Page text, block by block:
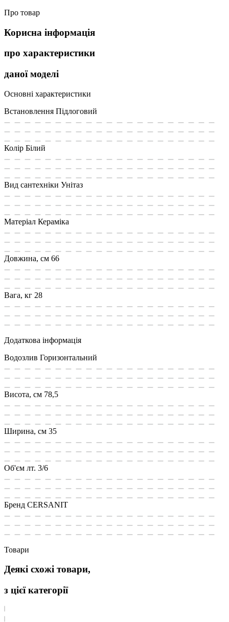
Про товар
Корисна інформація
про характеристики
даної моделі
Основні характеристики
Встановлення Підлоговий
Колір Білий
Вид сантехніки Унітаз
Матеріал Кераміка
Довжина, см 66
Вага, кг 28
Додаткова інформація
Водозлив Горизонтальний
Висота, см 78,5
Ширина, см 35
Об'єм лт. 3/6
Бренд CERSANIT
Товари
Деякі схожі товари,
з цієї категорії